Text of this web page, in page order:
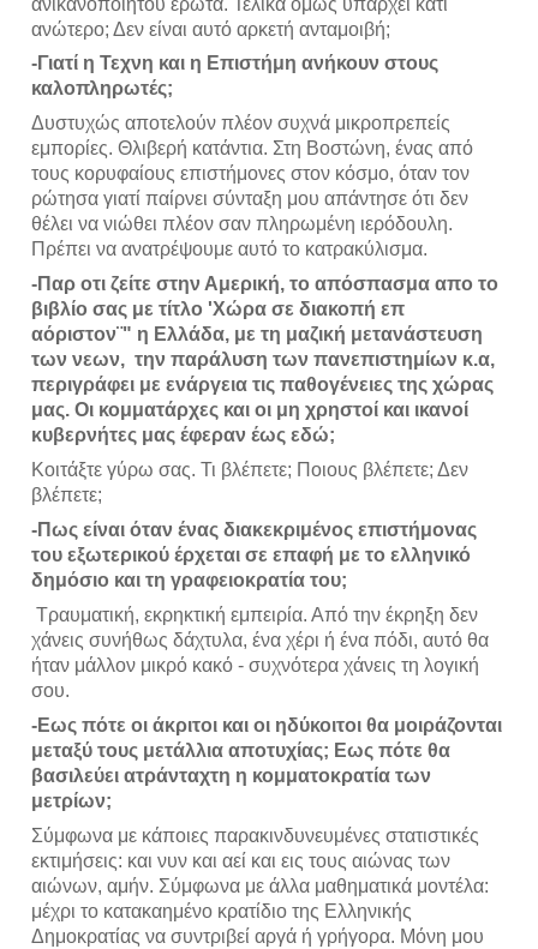
ανώτερο; Δεν είναι αυτό αρκετή ανταμοιβή;
-Γιατί η Τεχνη και η Επιστήμη ανήκουν στους
καλοπληρωτές;
Δυστυχώς αποτελούν πλέον συχνά μικροπρεπείς
εμπορίες. Θλιβερή κατάντια. Στη Βοστώνη, ένας από
τους κορυφαίους επιστήμονες στον κόσμο, όταν τον
ρώτησα γιατί παίρνει σύνταξη μου απάντησε ότι δεν
θέλει να νιώθει πλέον σαν πληρωμένη ιερόδουλη.
Πρέπει να ανατρέψουμε αυτό το κατρακύλισμα.
-Παρ οτι ζείτε στην Αμερική, το απόσπασμα απο το
βιβλίο σας με τίτλο 'Χώρα σε διακοπή επ
αόριστον¨" η Ελλάδα, με τη μαζική μετανάστευση
των νεων,  την παράλυση των πανεπιστημίων κ.α,
περιγράφει με ενάργεια τις παθογένειες της χώρας
μας. Οι κομματάρχες και οι μη χρηστοί και ικανοί
κυβερνήτες μας έφεραν έως εδώ;
Κοιτάξτε γύρω σας. Τι βλέπετε; Ποιους βλέπετε; Δεν
βλέπετε;
-Πως είναι όταν ένας διακεκριμένος επιστήμονας
του εξωτερικού έρχεται σε επαφή με το ελληνικό
δημόσιο και τη γραφειοκρατία του;
χάνεις συνήθως δάχτυλα, ένα χέρι ή ένα πόδι, αυτό θα
ήταν μάλλον μικρό κακό - συχνότερα χάνεις τη λογική
σου.
-Εως πότε οι άκριτοι και οι ηδύκοιτοι θα μοιράζονται
μεταξύ τους μετάλλια αποτυχίας; Εως πότε θα
βασιλεύει ατράνταχτη η κομματοκρατία των
μετρίων;
Σύμφωνα με κάποιες παρακινδυνευμένες στατιστικές
εκτιμήσεις: και νυν και αεί και εις τους αιώνας των
αιώνων, αμήν. Σύμφωνα με άλλα μαθηματικά μοντέλα:
μέχρι το κατακαημένο κρατίδιο της Ελληνικής
Δημοκρατίας να συντριβεί αργά ή γρήγορα. Μόνη μου